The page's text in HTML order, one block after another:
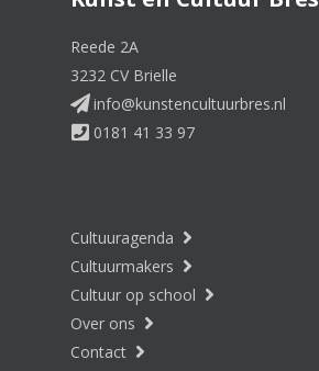
Reede 2A
3232 CV Brielle
info@kunstencultuurbres.nl
0181 41 33 97
Cultuuragenda
Cultuurmakers
Cultuur op school
Over ons
Contact